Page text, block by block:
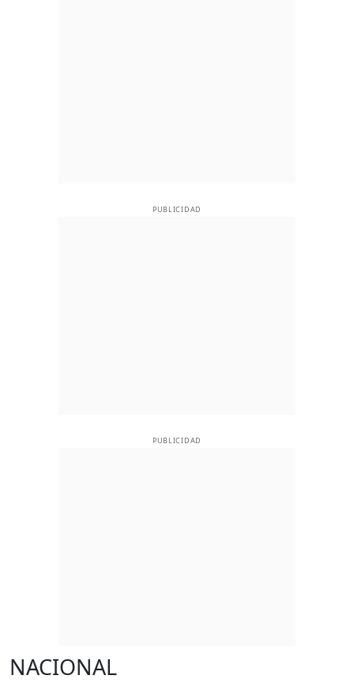
PUBLICIDAD
PUBLICIDAD
NACIONAL